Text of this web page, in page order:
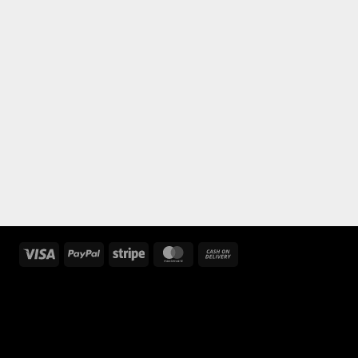
Visa PayPal Stripe MasterCard